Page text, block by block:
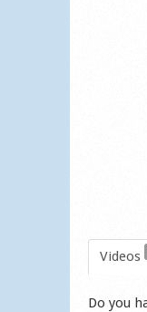
Videos
Do you